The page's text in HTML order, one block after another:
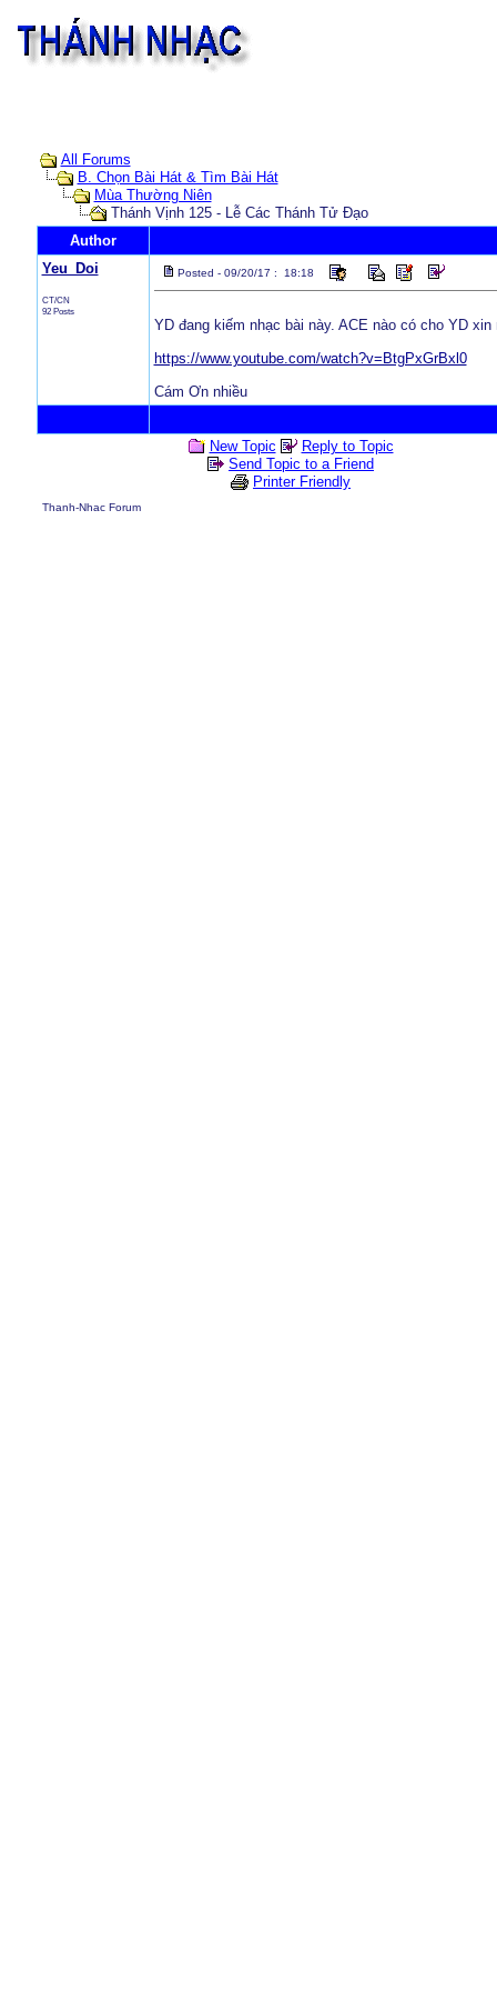
All Forums
B. Chọn Bài Hát & Tìm Bài Hát
Mùa Thường Niên
Thánh Vịnh 125 - Lễ Các Thánh Tử Đạo
Author
Yeu_Doi
CT/CN
92 Posts
Posted - 09/20/17 : 18:18
YD đang kiếm nhạc bài này. ACE nào có cho YD xin
https://www.youtube.com/watch?v=BtgPxGrBxl0
Cám Ơn nhiều
New Topic
Reply to Topic
Send Topic to a Friend
Printer Friendly
Thanh-Nhac Forum